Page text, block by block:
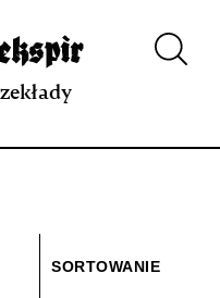
Aplikacja
SORTOWANIE